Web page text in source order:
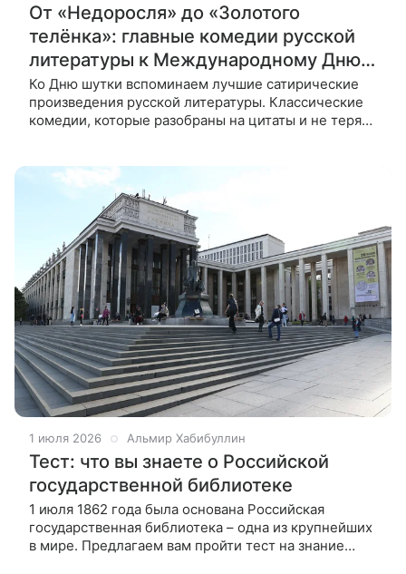
От «Недоросля» до «Золотого
телёнка»: главные комедии русской
литературы к Международному Дню
шутки
Ко Дню шутки вспоминаем лучшие сатирические
произведения русской литературы. Классические
комедии, которые разобраны на цитаты и не теряют
1 июля 2026 Альмир Хабибуллин
Тест: что вы знаете о Российской
государственной библиотеке
1 июля 1862 года была основана Российская
государственная библиотека – одна из крупнейших
в мире. Предлагаем вам пройти тест на знание